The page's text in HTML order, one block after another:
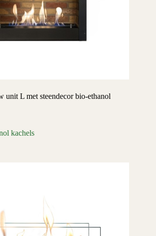
unit L met steendecor bio-ethanol
kachels